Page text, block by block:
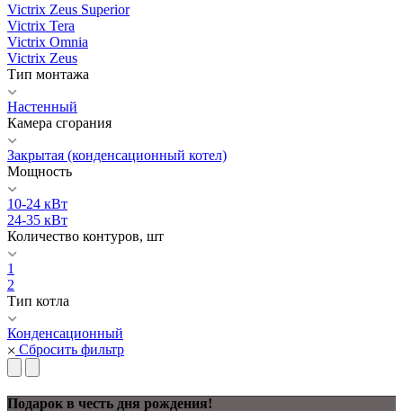
Victrix Zeus Superior
Victrix Tera
Victrix Omnia
Victrix Zeus
Тип монтажа
Настенный
Камера сгорания
Закрытая (конденсационный котел)
Мощность
10-24 кВт
24-35 кВт
Количество контуров, шт
1
2
Тип котла
Конденсационный
Сбросить фильтр
Подарок в честь дня рождения!